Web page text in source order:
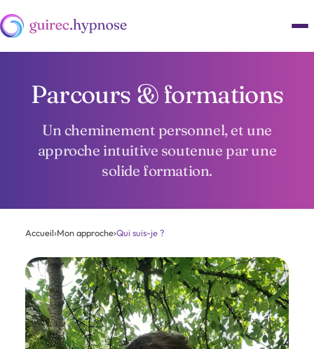
Parcours & formations
Un cheminement personnel, et une
approche intuitive soutenue par une
solide formation.
Accueil›Mon approche›Qui suis-je ?